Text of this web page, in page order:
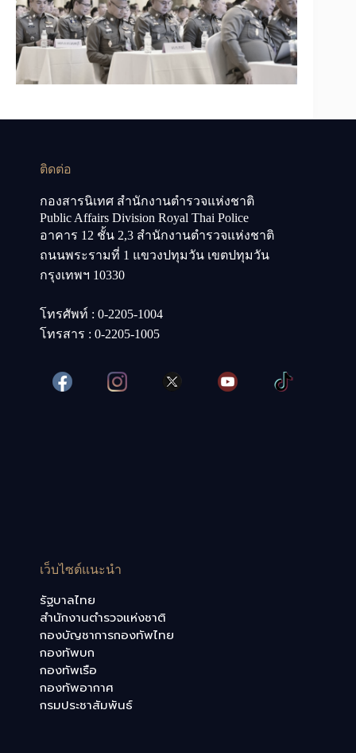
ติดต่อ
กองสารนิเทศ สำนักงานตำรวจแห่งชาติ
Public Affairs Division Royal Thai Police
อาคาร 12 ชั้น 2,3 สำนักงานตำรวจแห่งชาติ
ถนนพระรามที่ 1 แขวงปทุมวัน เขตปทุมวัน
กรุงเทพฯ 10330
โทรศัพท์ : 0-2205-1004
โทรสาร : 0-2205-1005
เว็บไซต์แนะนำ
รัฐบาลไทย
สำนักงานตำรวจแห่งชาติ
กองบัญชาการกองทัพไทย
กองทัพบก
กองทัพเรือ
กองทัพอากาศ
กรมประชาสัมพันธ์